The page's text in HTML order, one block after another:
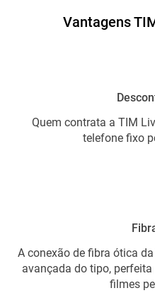
Vantagens
Quem contrata a TIM
telefone fixo
A conexão de fibra ótica
avançada do tipo,
filmes